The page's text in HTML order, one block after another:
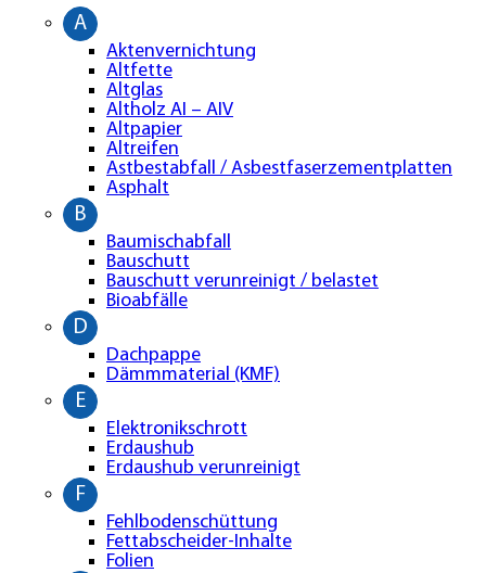
A
Aktenvernichtung
Altfette
Altglas
Altholz AI – AIV
Altpapier
Altreifen
Astbestabfall / Asbestfaserzementplatten
Asphalt
B
Baumischabfall
Bauschutt
Bauschutt verunreinigt / belastet
Bioabfälle
D
Dachpappe
Dämmmaterial (KMF)
E
Elektronikschrott
Erdaushub
Erdaushub verunreinigt
F
Fehlbodenschüttung
Fettabscheider-Inhalte
Folien